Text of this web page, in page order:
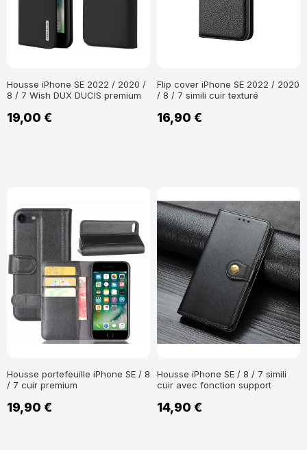
Housse iPhone SE 2022 / 2020 /
8 / 7 Wish DUX DUCIS premium
19,00 €
Flip cover iPhone SE 2022 / 2020
/ 8 / 7 simili cuir texturé
16,90 €
Housse portefeuille iPhone SE / 8
/ 7 cuir premium
19,90 €
Housse iPhone SE / 8 / 7 simili
cuir avec fonction support
14,90 €